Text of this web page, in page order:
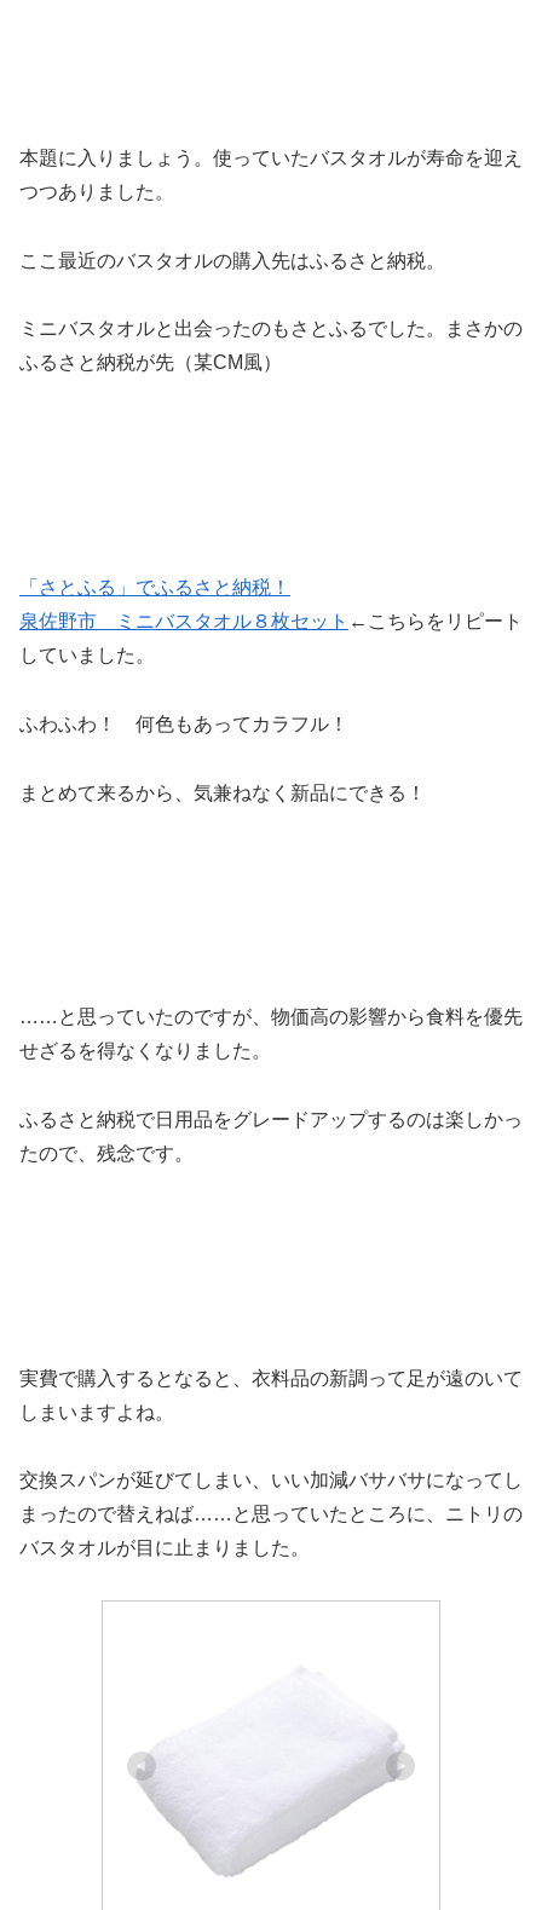
本題に入りましょう。使っていたバスタオルが寿命を迎え
つつありました。
ここ最近のバスタオルの購入先はふるさと納税。
ミニバスタオルと出会ったのもさとふるでした。まさかの
ふるさと納税が先（某CM風）
「さとふる」でふるさと納税！
泉佐野市 ミニバスタオル８枚セット ←こちらをリピート
していました。
ふわふわ！ 何色もあってカラフル！
まとめて来るから、気兼ねなく新品にできる！
……と思っていたのですが、物価高の影響から食料を優先
せざるを得なくなりました。
ふるさと納税で日用品をグレードアップするのは楽しかっ
たので、残念です。
実費で購入するとなると、衣料品の新調って足が遠のいて
しまいますよね。
交換スパンが延びてしまい、いい加減バサバサになってし
まったので替えねば……と思っていたところに、ニトリの
バスタオルが目に止まりました。